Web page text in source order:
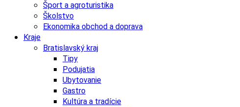
Šport a agroturistika
Školstvo
Ekonomika obchod a doprava
Kraje
Bratislavský kraj
Tipy
Podujatia
Ubytovanie
Gastro
Kultúra a tradície